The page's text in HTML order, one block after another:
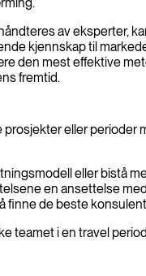
av eksperter,
kjennskap til
den mest effektive
fremtid.
eller perioder
eller bistå
en ansettelse
finne de beste
teamet i en travel